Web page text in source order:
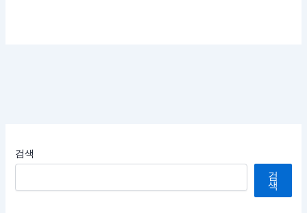
검색
검
색